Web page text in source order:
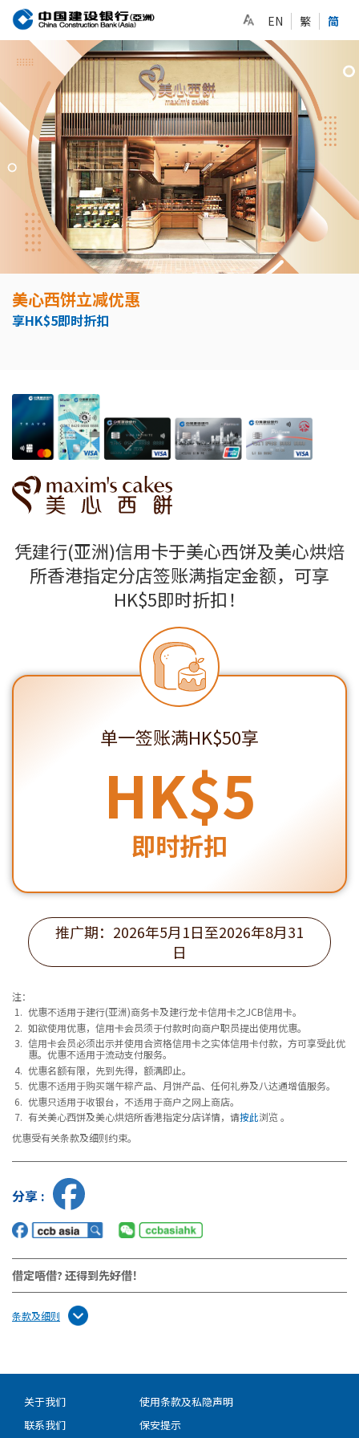
EN 繁 简
美心西饼立减优惠
享HK$5即时折扣
凭建行(亚洲)信用卡于美心西饼及美心烘焙
所香港指定分店签账满指定金额，可享
HK$5即时折扣！
单一签账满HK$50享
HK$5
即时折扣
推广期：2026年5月1日至2026年8月31
日
注：
优惠不适用于建行(亚洲)商务卡及建行龙卡信用卡之JCB信用卡。
如欲使用优惠，信用卡会员须于付款时向商户职员提出使用优惠。
信用卡会员必须出示并使用合资格信用卡之实体信用卡付款，方可享受此优
惠。优惠不适用于流动支付服务。
优惠名额有限，先到先得，额满即止。
优惠不适用于购买端午粽产品、月饼产品、任何礼券及八达通增值服务。
优惠只适用于收银台，不适用于商户之网上商店。
有关美心西饼及美心烘焙所香港指定分店详情，请按此浏览 。
优惠受有关条款及细则约束。
分享 :
借定唔借? 还得到先好借！
条款及细则
关于我们
联系我们
使用条款及私隐声明
保安提示